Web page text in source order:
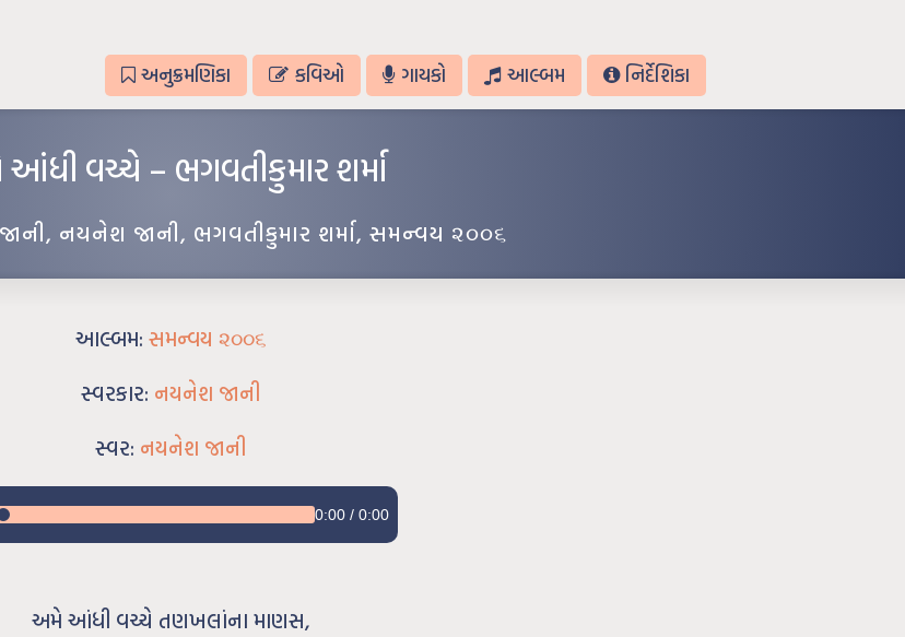
અનુક્રમણિકા કવિઓ ગાયકો આલ્બમ નિર્દેશિકા
વચ્ચે – ભગવતીકુમાર શર્મા
, નયનેશ જાની, ભગવતીકુમાર શર્મા, સમન્વય ૨૦૦૬
આલ્બમ: સમન્વય ૨૦૦૬
સ્વરકાર: નયનેશ જાની
સ્વર: નયનેશ જાની
0:00 / 0:00
અમે આંધી વચ્ચે તણખલાંના માણસ,